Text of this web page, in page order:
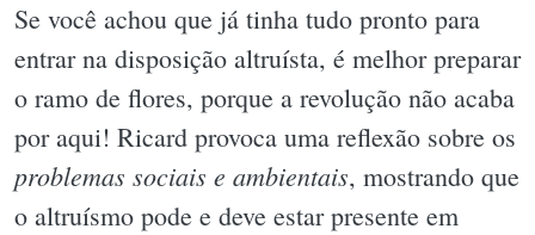
Se você achou que já tinha tudo pronto para
entrar na disposição altruísta, é melhor preparar
o ramo de flores, porque a revolução não acaba
por aqui! Ricard provoca uma reflexão sobre os
problemas sociais e ambientais, mostrando que
o altruísmo pode e deve estar presente em